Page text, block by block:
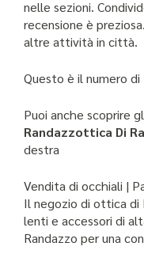
nelle sezioni.
recensione è
altre attività in città.
Questo è il numero
Puoi anche scoprire
Randazzottica Di
destra
Vendita di occhiali |
Il negozio di ottica di
lenti e accessori di
Randazzo per una